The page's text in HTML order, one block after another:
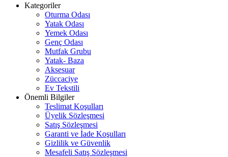
Kategoriler
Oturma Odası
Yatak Odası
Yemek Odası
Genç Odası
Mutfak Grubu
Yatak- Baza
Aksesuar
Züccaciye
Ev Tekstili
Önemli Bilgiler
Teslimat Koşulları
Üyelik Sözleşmesi
Satış Sözleşmesi
Garanti ve İade Koşulları
Gizlilik ve Güvenlik
Mesafeli Satış Sözleşmesi